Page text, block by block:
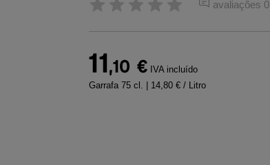
avaliações 0
11,10 € IVA incluído
Garrafa 75 cl. | 14,80 € / Litro